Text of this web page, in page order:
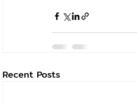
Recent Posts